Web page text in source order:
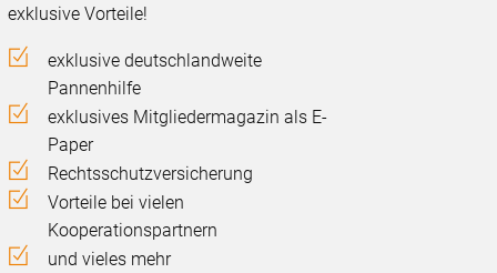
exklusive Vorteile!
exklusive deutschlandweite
Pannenhilfe
exklusives Mitgliedermagazin als E-
Paper
Rechtsschutzversicherung
Vorteile bei vielen
Kooperationspartnern
und vieles mehr